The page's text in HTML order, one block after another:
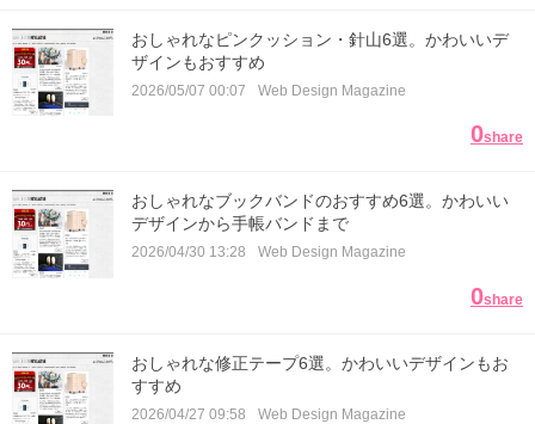
おしゃれなピンクッション・針山6選。かわいいデ
ザインもおすすめ
2026/05/07 00:07 Web Design Magazine
0share
おしゃれなブックバンドのおすすめ6選。かわいい
デザインから手帳バンドまで
2026/04/30 13:28 Web Design Magazine
0share
おしゃれな修正テープ6選。かわいいデザインもお
すすめ
2026/04/27 09:58 Web Design Magazine